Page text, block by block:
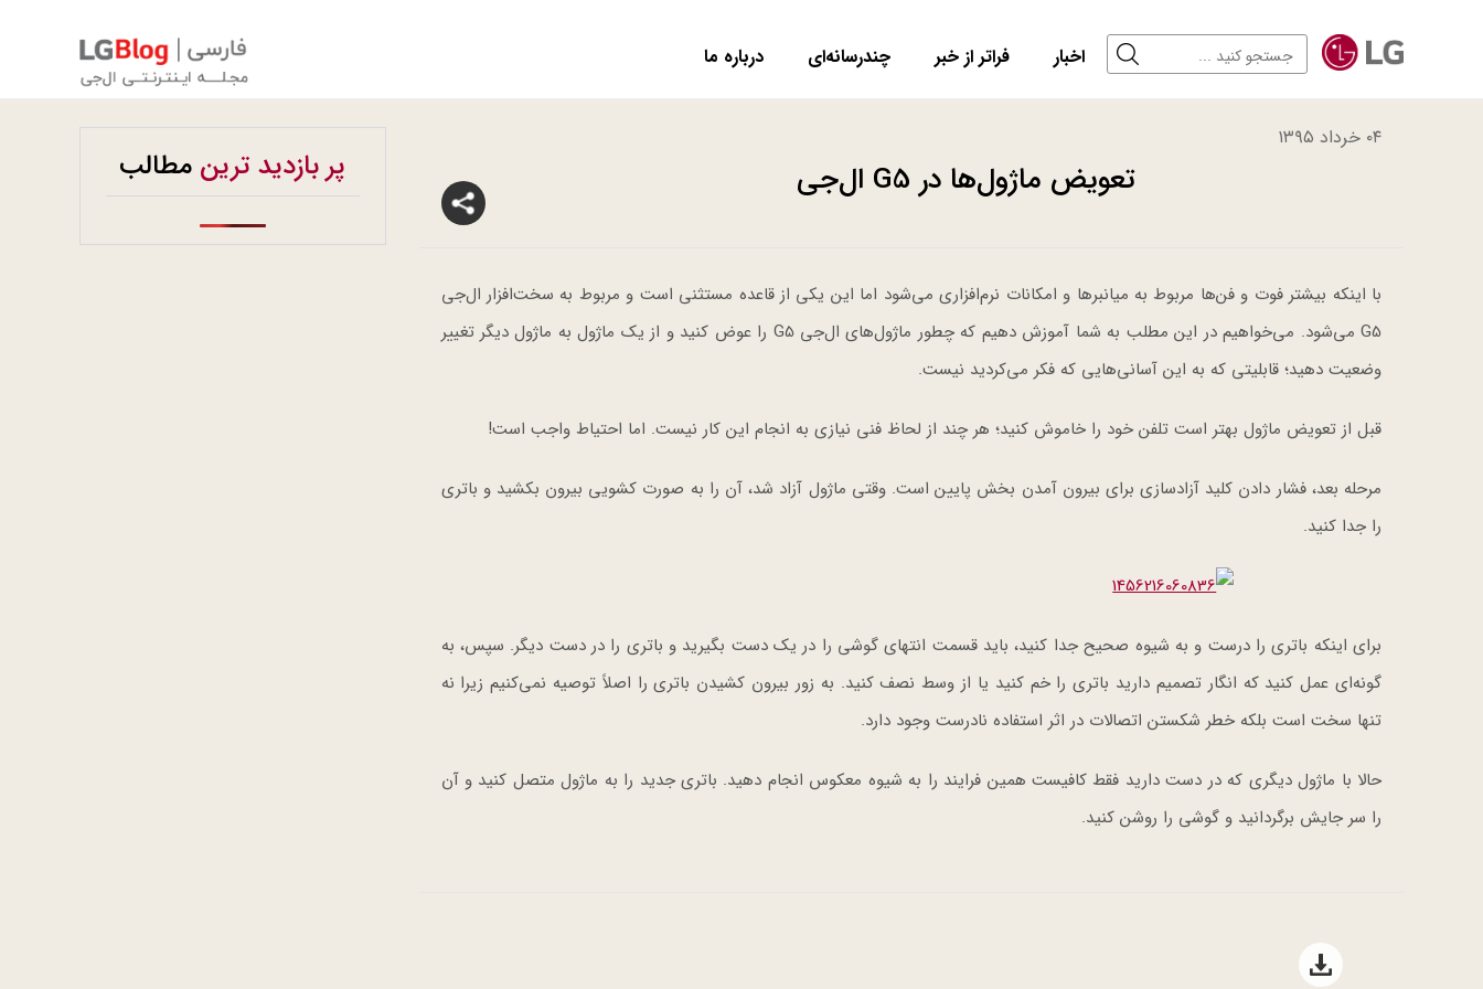
اخبار فراتر از خبر چندرسانه‌ای درباره ما
۰۴ خرداد ۱۳۹۵
تعویض ماژول‌ها در G5 ال‌جی
با اینکه بیشتر فوت و فن‌ها مربوط به میانبرها و امکانات نرم‌افزاری می‌شود اما این یکی از قاعده مستثنی است و مربوط به سخت‌افزار ال‌جی
G5 می‌شود.
می‌خواهیم در این مطلب به شما آموزش دهیم که چطور ماژول‌های ال‌جی G5 را عوض کنید و از یک ماژول به ماژول دیگر تغییر
وضعیت دهید؛ قابلیتی که به این آسانی‌هایی که فکر می‌کردید نیست.
قبل از تعویض ماژول بهتر است تلفن خود را خاموش کنید؛ هر چند از لحاظ فنی نیازی به انجام این کار نیست. اما احتیاط واجب است!
مرحله بعد، فشار دادن کلید آزادسازی برای بیرون آمدن بخش پایین است. وقتی ماژول آزاد شد، آن را به صورت کشویی بیرون بکشید و باتری
را جدا کنید.
برای اینکه باتری را درست و به شیوه صحیح جدا کنید، باید قسمت انتهای گوشی را در یک دست بگیرید و باتری را در دست دیگر. سپس، به
گونه‌ای عمل کنید که انگار تصمیم دارید باتری را خم کنید یا از وسط نصف کنید. به زور بیرون کشیدن باتری را اصلاً توصیه نمی‌کنیم زیرا نه
تنها سخت است بلکه خطر شکستن اتصالات در اثر استفاده نادرست وجود دارد.
حالا با ماژول دیگری که در دست دارید فقط کافیست همین فرایند را به شیوه معکوس انجام دهید. باتری جدید را به ماژول متصل کنید و آن
را سر جایش برگردانید و گوشی را روشن کنید.
Open file download list
پر بازدید ترین مطالب